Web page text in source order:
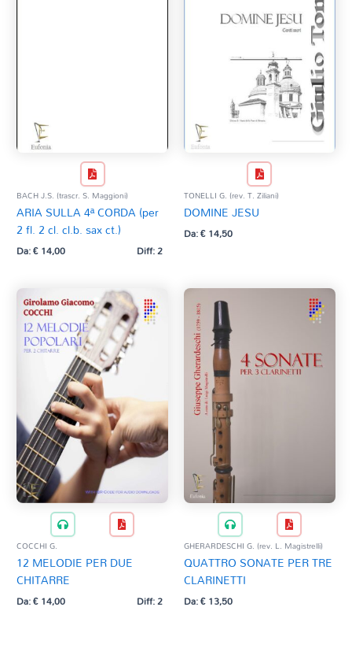
BACH J.S. (trascr. S. Maggioni)
ARIA SULLA 4ª CORDA (per
2 fl. 2 cl. cl.b. sax ct.)
Da:€14,00 Diff: 2
TONELLI G. (rev. T. Ziliani)
DOMINE JESU
Da:€14,50
COCCHI G.
12 MELODIE PER DUE
CHITARRE
Da:€14,00 Diff: 2
GHERARDESCHI G. (rev. L. Magistrelli)
QUATTRO SONATE PER TRE
CLARINETTI
Da:€13,50